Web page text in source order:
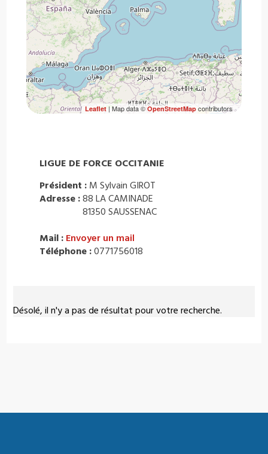
Désolé, il n'y a pas de résultat pour votre recherche.
Leaflet| Map data ©OpenStreetMapcontributors
LIGUE DE FORCE OCCITANIE
Président : M Sylvain GIROT
Adresse :88 LA CAMINADE
81350 SAUSSENAC
Mail : Envoyer un mail
Téléphone :0771756018